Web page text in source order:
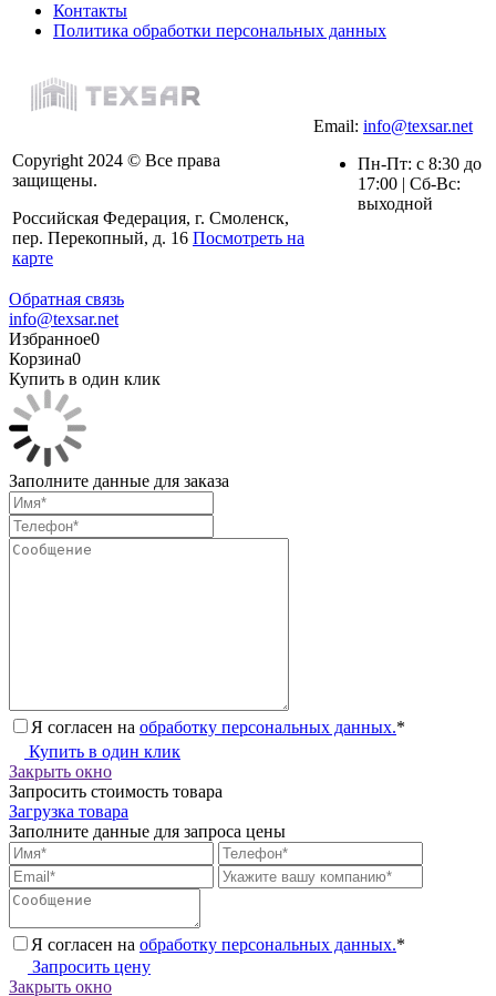
Контакты
Политика обработки персональных данных
Copyright 2024 © Все права
защищены.
Российская Федерация, г. Смоленск,
пер. Перекопный, д. 16 Посмотреть на
карте
Email: info@texsar.net
Пн-Пт: с 8:30 до
17:00 | Сб-Вс:
выходной
Обратная связь
info@texsar.net
Избранное0
Корзина0
Купить в один клик
Заполните данные для заказа
Я согласен на обработку персональных данных.*
Купить в один клик
Закрыть окно
Запросить стоимость товара
Загрузка товара
Заполните данные для запроса цены
Я согласен на обработку персональных данных.*
Запросить цену
Закрыть окно